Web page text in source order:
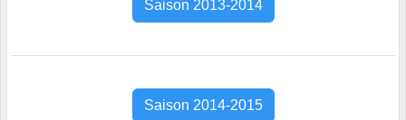
Saison 2013-2014
Saison 2014-2015